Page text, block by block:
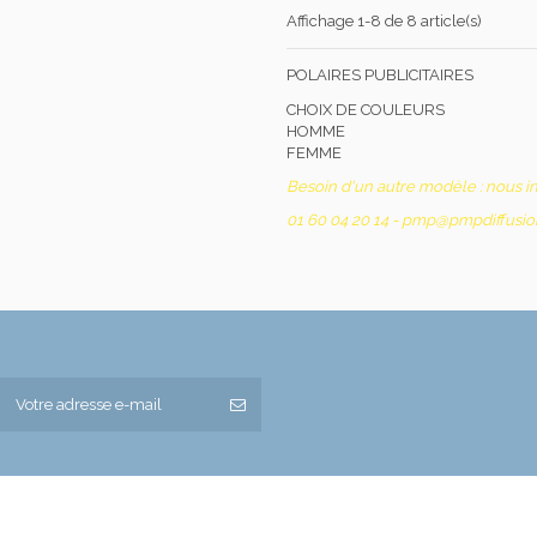
Affichage 1-8 de 8 article(s)
POLAIRES PUBLICITAIRES
CHOIX DE COULEURS
HOMME
FEMME
Besoin d'un autre modèle : nous
01 60 04 20 14 -